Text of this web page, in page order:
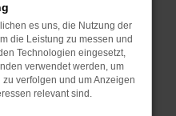
neuesten Stand
nicht nur ein
kann auch dazu
Funktionen nicht mehr
es uns, die Nutzung der
die Leistung zu messen und
Technologien eingesetzt,
verwendet werden, um
verfolgen und um Anzeigen
relevant sind.